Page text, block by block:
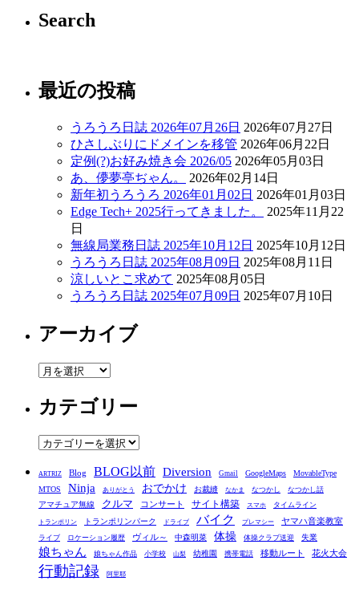
Search
最近の投稿
うろうろ日誌 2026年07月26日 2026年07月27日
ひさしぶりにドメインを移管 2026年06月22日
定例(?)お好み焼き会 2026/05 2026年05月03日
あ、儚夢亭ぢゃん。
2026年02月14日
新年初うろうろ 2026年01月02日 2026年01月03日
Edge Tech+ 2025行ってきました。
2025年11月22
日
無線局業務日誌 2025年10月12日 2025年10月12日
うろうろ日誌 2025年08月09日 2025年08月11日
涼しいとこ求めて 2025年08月05日
うろうろ日誌 2025年07月09日 2025年07月10日
アーカイブ
ア
カ
イ
ブ
カテゴリー
カ
ゴ
リ
ー
ARTRIZ Blog BLOG以前 Diversion Gmail GoogleMaps
MovableType
MTOS
Ninja ありがとう おでかけ お裁縫 なかま なつかし なつかし話
アマチュア無線 クルマ コンサート サイト構築 スマホ タイムライン
トランポリン トランポリンパーク ドライブ バイク プレマシー ヤマハ音楽教室
ライブ ロケーション履歴 ヴィル～ 中森明菜 体操 体操クラブ送迎 失業
娘ちゃん 娘ちゃん作品 小学校 山梨 幼稚園 携帯電話 移動ルート 花火大会
行動記録 阿里耶